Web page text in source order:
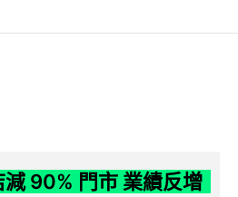
減 90% 門市 業績反增